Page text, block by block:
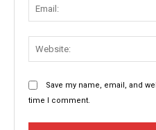
Save my name, email, and
time I comment.